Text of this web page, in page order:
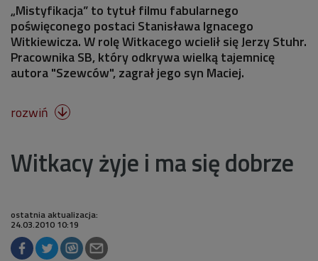
„Mistyfikacja” to tytuł filmu fabularnego
poświęconego postaci Stanisława Ignacego
Witkiewicza. W rolę Witkacego wcielił się Jerzy Stuhr.
Pracownika SB, który odkrywa wielką tajemnicę
autora "Szewców", zagrał jego syn Maciej.
rozwiń 
Witkacy żyje i ma się dobrze
ostatnia aktualizacja:
24.03.2010 10:19